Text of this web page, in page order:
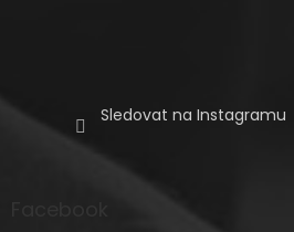
Sledovat na Instagramu